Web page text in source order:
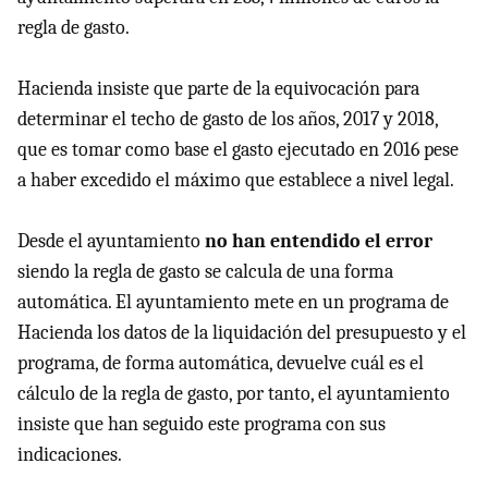
regla de gasto.
Hacienda insiste que parte de la equivocación para
determinar el techo de gasto de los años, 2017 y 2018,
que es tomar como base el gasto ejecutado en 2016 pese
a haber excedido el máximo que establece a nivel legal.
Desde el ayuntamientono han entendido el error
siendo la regla de gasto se calcula de una forma
automática. El ayuntamiento mete en un programa de
Hacienda los datos de la liquidación del presupuesto y el
programa, de forma automática, devuelve cuál es el
cálculo de la regla de gasto, por tanto, el ayuntamiento
insiste que han seguido este programa con sus
indicaciones.